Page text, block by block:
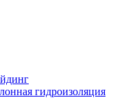
гидроизоляция